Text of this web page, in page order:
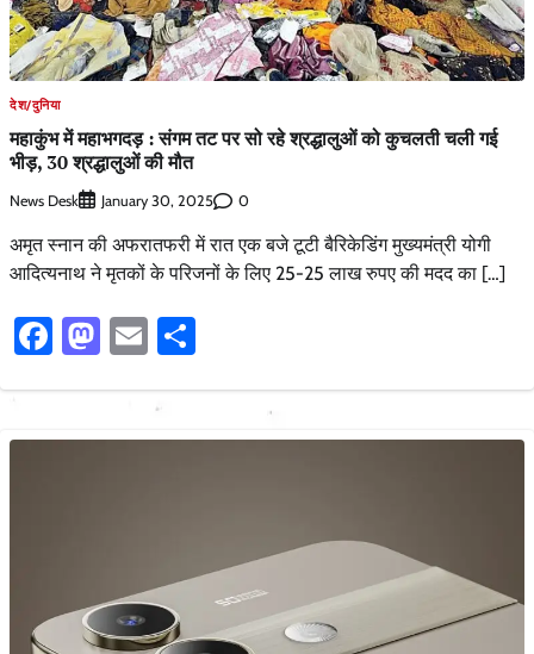
देश/दुनिया
महाकुंभ में महाभगदड़ : संगम तट पर सो रहे श्रद्धालुओं को कुचलती चली गई
भीड़, 30 श्रद्धालुओं की मौत
News Desk January 30, 2025 0
अमृत स्नान की अफरातफरी में रात एक बजे टूटी बैरिकेडिंग मुख्यमंत्री योगी
आदित्यनाथ ने मृतकों के परिजनों के लिए 25-25 लाख रुपए की मदद का […]
Facebook
Mastodon
Email